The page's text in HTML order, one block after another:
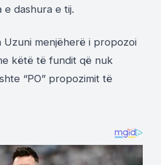
e dashura e tij.
Uzuni menjëherë i propozoi
këtë të fundit që nuk
“PO” propozimit të